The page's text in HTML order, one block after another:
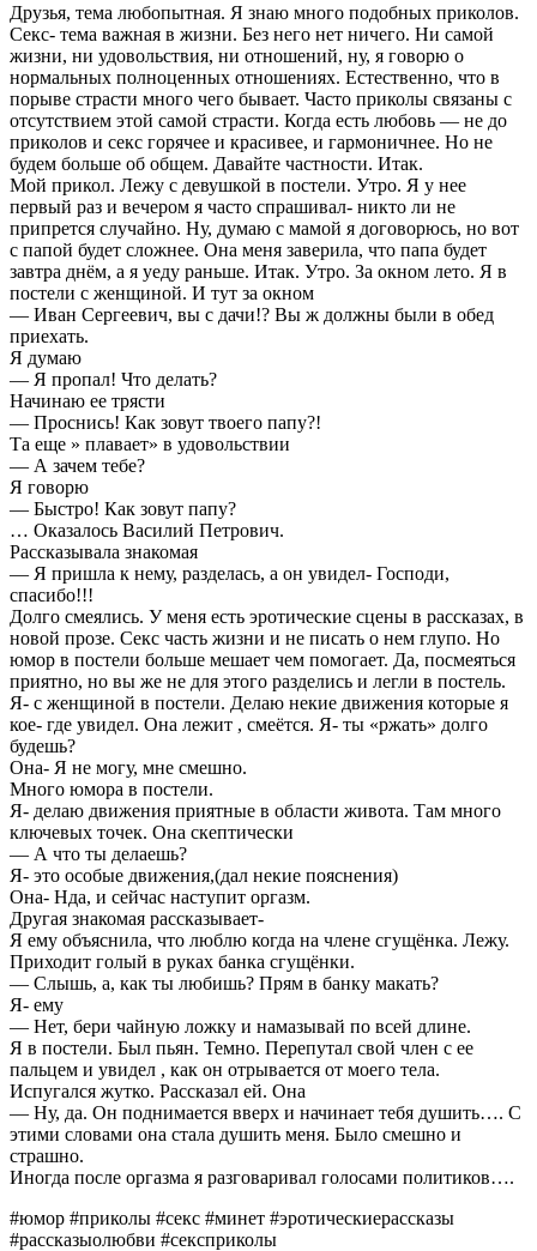
Друзья, тема любопытная. Я знаю много подобных приколов.
Секс- тема важная в жизни. Без него нет ничего. Ни самой
жизни, ни удовольствия, ни отношений, ну, я говорю о
нормальных полноценных отношениях. Естественно, что в
порыве страсти много чего бывает. Часто приколы связаны с
отсутствием этой самой страсти. Когда есть любовь — не до
приколов и секс горячее и красивее, и гармоничнее. Но не
будем больше об общем. Давайте частности. Итак.
Мой прикол. Лежу с девушкой в постели. Утро. Я у нее
первый раз и вечером я часто спрашивал- никто ли не
припрется случайно. Ну, думаю с мамой я договорюсь, но вот
с папой будет сложнее. Она меня заверила, что папа будет
завтра днём, а я уеду раньше. Итак. Утро. За окном лето. Я в
постели с женщиной. И тут за окном
— Иван Сергеевич, вы с дачи!? Вы ж должны были в обед
приехать.
Я думаю
— Я пропал! Что делать?
Начинаю ее трясти
— Проснись! Как зовут твоего папу?!
Та еще » плавает» в удовольствии
— А зачем тебе?
Я говорю
— Быстро! Как зовут папу?
… Оказалось Василий Петрович.
Рассказывала знакомая
— Я пришла к нему, разделась, а он увидел- Господи,
спасибо!!!
Долго смеялись. У меня есть эротические сцены в рассказах, в
новой прозе. Секс часть жизни и не писать о нем глупо. Но
юмор в постели больше мешает чем помогает. Да, посмеяться
приятно, но вы же не для этого разделись и легли в постель.
Я- с женщиной в постели. Делаю некие движения которые я
кое- где увидел. Она лежит , смеётся. Я- ты «ржать» долго
будешь?
Она- Я не могу, мне смешно.
Много юмора в постели.
Я- делаю движения приятные в области живота. Там много
ключевых точек. Она скептически
— А что ты делаешь?
Я- это особые движения,(дал некие пояснения)
Она- Нда, и сейчас наступит оргазм.
Другая знакомая рассказывает-
Я ему объяснила, что люблю когда на члене сгущёнка. Лежу.
Приходит голый в руках банка сгущёнки.
— Слышь, а, как ты любишь? Прям в банку макать?
Я- ему
— Нет, бери чайную ложку и намазывай по всей длине.
Я в постели. Был пьян. Темно. Перепутал свой член с ее
пальцем и увидел , как он отрывается от моего тела.
Испугался жутко. Рассказал ей. Она
— Ну, да. Он поднимается вверх и начинает тебя душить…. С
этими словами она стала душить меня. Было смешно и
страшно.
Иногда после оргазма я разговаривал голосами политиков….
#юмор #приколы #секс #минет #эротическиерассказы
#рассказыолюбви #сексприколы